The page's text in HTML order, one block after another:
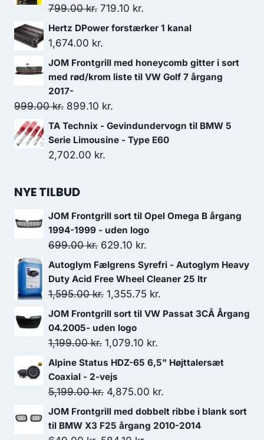
799.00kr. Den
oprindelige
pris
799.00 kr..
719.10 kr.
aktuelle
719.10 kr..
Hertz DPower forstærker 1 kanal
1,674.00 kr.
JOM Frontgrill med honeycomb gitter i sort
med rød/krom liste til VW Golf 7 årgang
2017-
999.00kr. Den
oprindelige
pris
var:
899.10 kr.
aktuelle
pris
TA Technix - Gevindundervogn til BMW 5
Serie Limousine - Type E60
2,702.00 kr.
NYE TILBUD
JOM Frontgrill sort til Opel Omega B årgang
1994-1999 - uden logo
699.00kr. Den
oprindelige
pris
var:
699.00 kr..
629.10 kr.
aktuelle
pris
er:
629.10 kr..
Autoglym Fælgrens Syrefri - Autoglym Heavy
Duty Acid Free Wheel Cleaner 25 ltr
1,595.00kr. Den
oprindelige
pris
var:
1,595.00 kr..
1,355.75 kr.
aktuelle
1,355.75 kr..
JOM Frontgrill sort til VW Passat 3CÂ Årgang
04.2005- uden logo
1,199.00kr. Den
oprindelige
pris
var:
1,199.00 kr..
1,079.10 kr.
aktuelle
er:
1,079.10 kr..
Alpine Status HDZ-65 6,5" Højttalersæt
Coaxial - 2-vejs
5,199.00kr. Den
oprindelige
pris
4,875.00 kr.
aktuelle
pris
JOM Frontgrill med dobbelt ribbe i blank sort
til BMW X3 F25 årgang 2010-2014